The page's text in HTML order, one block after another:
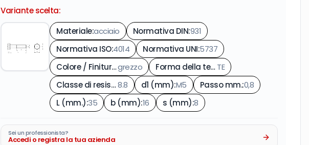
Variante scelta:
Materiale:acciaio Normativa DIN:931
Normativa ISO:4014 Normativa UNI:5737
Colore / Finitura:grezzo Forma della testa :
TE
Classe di resistenza
:
8.8 d1 (mm):M5 Passo mm.:0,8
L (mm.):35 b (mm):16 s (mm):8
Sei un professionista?
Accedi o registra la tua azienda